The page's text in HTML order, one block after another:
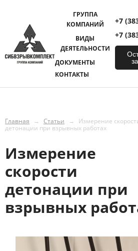
ГРУППА
КОМПАНИЙ
ВИДЫ
ДЕЯТЕЛЬНОСТИ
ДОКУМЕНТЫ
КОНТАКТЫ
+7
+7
Главная → Статьи →
Измерение
детонации при взрывных работах
Измерение
скорости
детонации при
взрывных